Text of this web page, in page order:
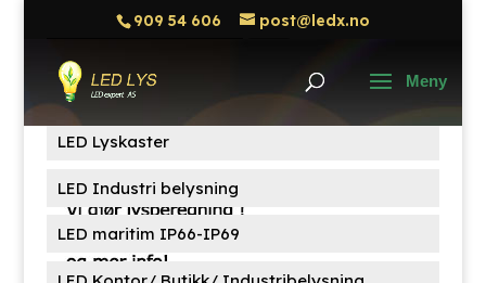
909 54 606 post@ledx.no
etter:
Produktkategorier
LED Lyskaster
LED Industri belysning
LED maritim IP66-IP69